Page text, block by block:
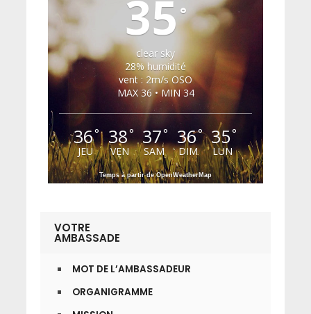
35°
clear sky
28% humidité
vent : 2m/s OSO
MAX 36 • MIN 34
36°
JEU
38°
VEN
37°
SAM
36°
DIM
35°
LUN
Temps à partir de OpenWeatherMap
VOTRE
AMBASSADE
MOT DE L’AMBASSADEUR
ORGANIGRAMME